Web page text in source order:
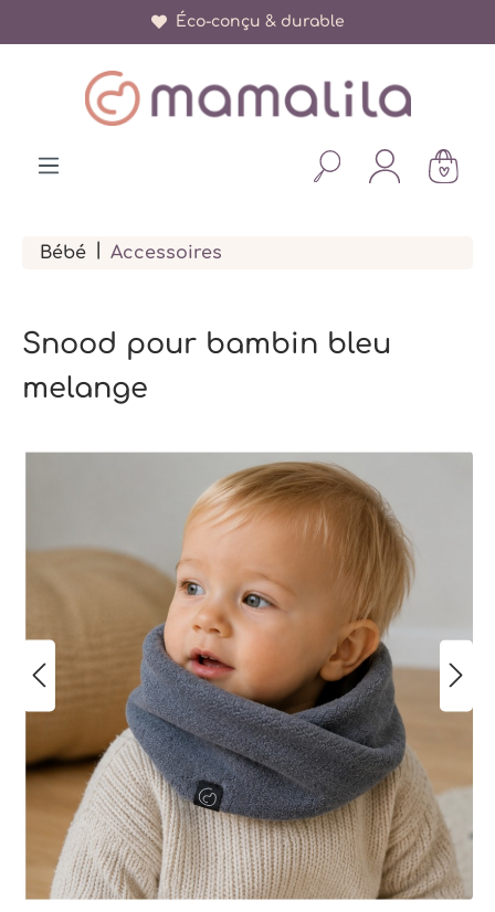
Éco-conçu & durable
Bébé Accessoires
Snood pour bambin bleu
melange
Ignorer la galerie d'images